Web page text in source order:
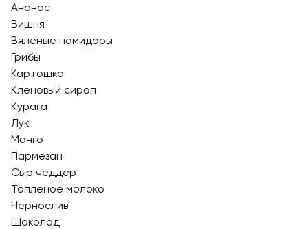
Ананас
Вишня
Вяленые помидоры
Грибы
Картошка
Кленовый сироп
Курага
Лук
Манго
Пармезан
Сыр чеддер
Топленое молоко
Чернослив
Шоколад